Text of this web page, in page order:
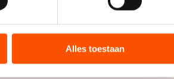
voor social media, advertenties en
of die zij hebben verzameld via
de EU, zoals de VS, waar mogelijk geen
stemt u in met deze overdracht.
Alles toestaan